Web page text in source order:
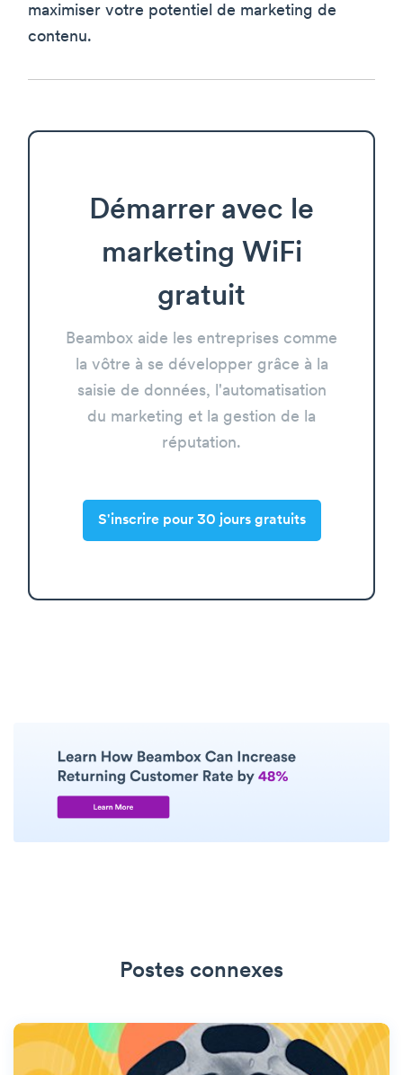
maximiser votre potentiel de marketing de
contenu.
Démarrer avec le
marketing WiFi
gratuit
Beambox aide les entreprises comme
la vôtre à se développer grâce à la
saisie de données, l'automatisation
du marketing et la gestion de la
réputation.
S'inscrire pour 30 jours gratuits
Postes connexes